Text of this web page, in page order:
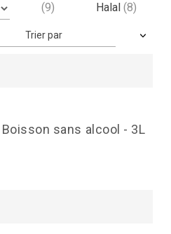
(9)
Halal(8)
Trier par
sans alcool - 3L